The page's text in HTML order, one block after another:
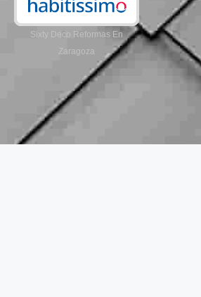
Sixty Deco Reformas En
Zaragoza